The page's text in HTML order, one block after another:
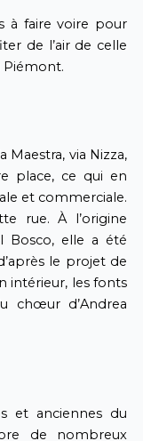
à faire voire pour
de l’air de celle
Piémont.
Maestra, via Nizza,
place, ce qui en
et commerciale.
rue. À l’origine
Bosco, elle a été
le projet de
intérieur, les fonts
chœur d’Andrea
et anciennes du
de nombreux